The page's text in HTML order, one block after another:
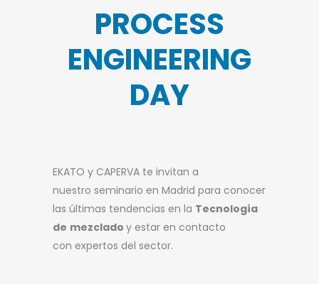
PROCESS
ENGINEERING
DAY
EKATO y CAPERVA te invitan a
nuestro seminario en Madrid para conocer
las últimas tendencias en la Tecnología
de mezclado y estar en contacto
con expertos del sector.